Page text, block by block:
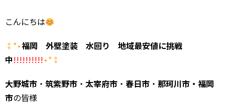
こんにちは
⁑*⋆福岡 外壁塗装 水回り 地域最安値に挑戦
中!!!!!!!!!!⋆*⁑
大野城市 ・ 筑紫野市 ・ 太宰府市 ・ 春日市 ・ 那珂川市・福岡
市の皆様